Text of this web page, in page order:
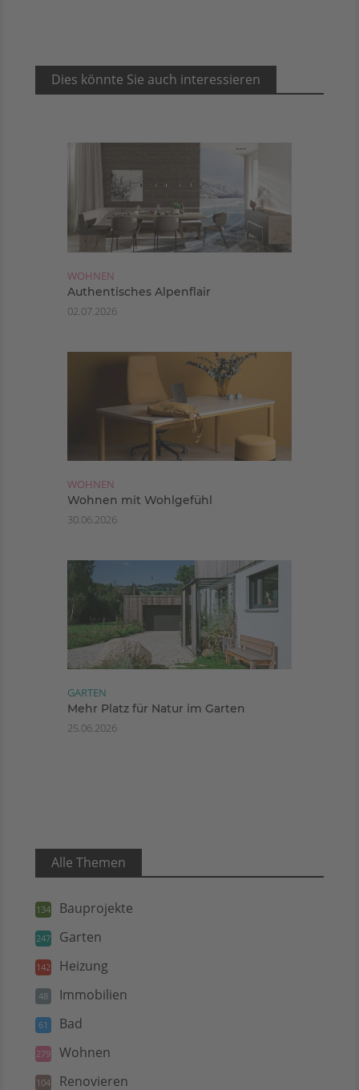
Dies könnte Sie auch interessieren
WOHNEN
Authentisches Alpenflair
02.07.2026
WOHNEN
Wohnen mit Wohlgefühl
30.06.2026
GARTEN
Mehr Platz für Natur im Garten
25.06.2026
Alle Themen
134 Bauprojekte
247 Garten
142 Heizung
48 Immobilien
61 Bad
279 Wohnen
104 Renovieren